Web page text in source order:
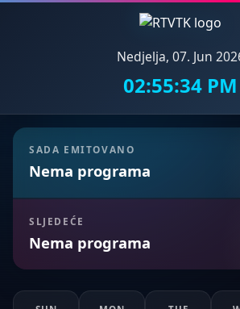
Nedjelja, 07. Jun
02:55:36 PM
SADA EMITOVANO
Nema programa
SLJEDEĆE
Nema programa